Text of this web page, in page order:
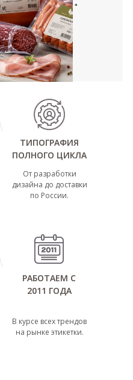
ТИПОГРАФИЯ
ПОЛНОГО ЦИКЛА
РАБОТАЕМ С
2011 ГОДА
ТИПОГРАФИЯ
ПОЛНОГО ЦИКЛА
РАБОТАЕМ С
2011 ГОДА
От разработки
дизайна до доставки
по России.
В курсе всех трендов
на рынке этикетки.